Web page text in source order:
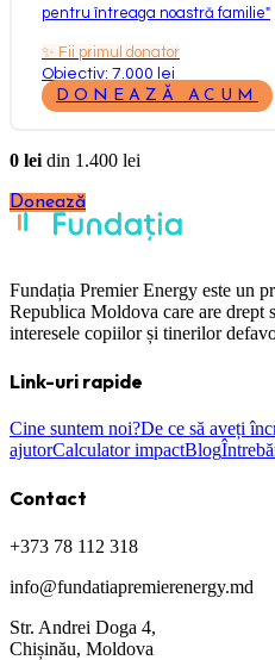
pentru întreaga noastră familie"
✨ Fii primul donator
Obiectiv: 7.000 lei
DONEAZĂ ACUM
0 lei din 1.400 lei
Donează
Fundația Premier Energy este un
Republica Moldova care are drept
interesele copiilor și tinerilor
Link-uri rapide
Cine suntem noi?De ce să aveți
ajutorCalculator impactBlog
Contact
+373 78 112 318
info@fundatiapremierenergy.md
Str. Andrei Doga 4,
Chișinău, Moldova